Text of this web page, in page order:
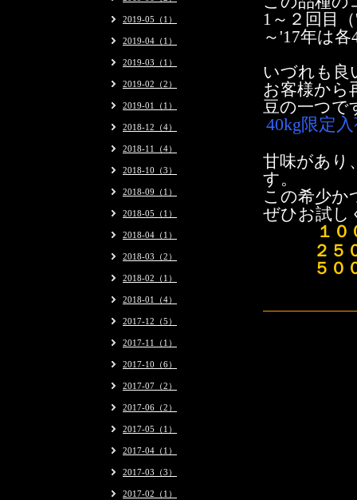
1～２回目
～'17年は
いづれも良
お客様から
豆の一つで
40kg限定
甘味があり
す。
この希少か
ぜひお試し
１００
２５０
５００
2019-05（1）
2019-04（1）
2019-03（1）
2019-02（2）
2019-01（1）
2018-12（4）
2018-11（4）
2018-10（3）
2018-09（1）
2018-05（1）
2018-04（1）
2018-03（2）
2018-02（1）
2018-01（4）
2017-12（5）
2017-11（1）
2017-10（6）
2017-07（2）
2017-06（2）
2017-05（1）
2017-04（1）
2017-03（3）
2017-02（1）